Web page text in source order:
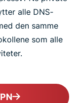
alle DNS-
den samme
som alle